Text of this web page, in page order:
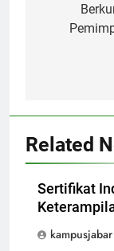
Related
Sertifikat
kampusjabar